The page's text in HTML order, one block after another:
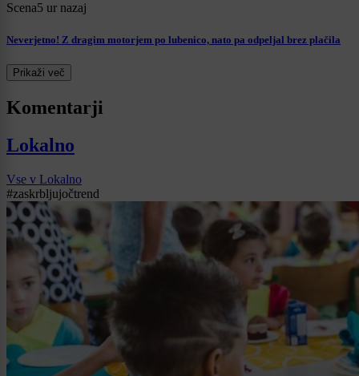
Scena5 ur nazaj
Neverjetno! Z dragim motorjem po lubenico, nato pa odpeljal brez plačila
Prikaži več
Komentarji
Lokalno
Vse v Lokalno
#zaskrbljujočtrend